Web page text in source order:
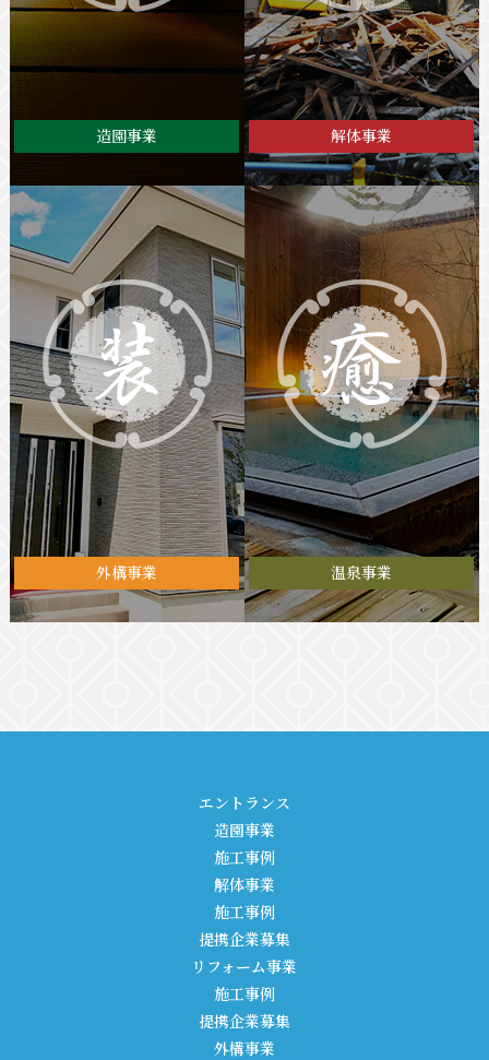
造園事業 解体事業
外構事業 温泉事業
エントランス
造園事業
施工事例
解体事業
施工事例
提携企業募集
リフォーム事業
施工事例
提携企業募集
外構事業